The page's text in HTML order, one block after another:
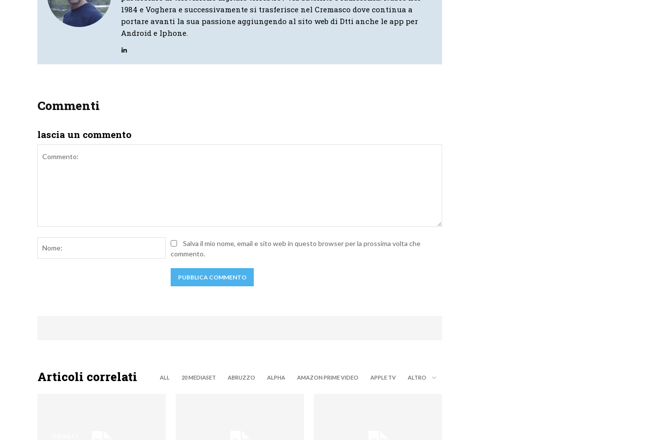
1984 e Voghera e successivamente si trasferisce nel Cremasco dove continua a
portare avanti la sua passione aggiungendo al sito web di Dtti anche le app per
Android e Iphone.
Commenti
lascia un commento
Nome:Salva il mio nome, email e sito web in questo browser per la prossima volta che
commento.
Articoli correlati ALL 20 MEDIASET ABRUZZO ALPHA AMAZON PRIME VIDEO APPLE TV ALTRO